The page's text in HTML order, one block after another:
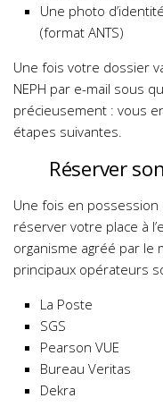
Une photo
(format ANTS)
Une fois votre dossier
NEPH par e-mail sous
précieusement : vous
étapes suivantes.
Réserver
Une fois en possession
réserver votre place à
organisme agréé par le
principaux opérateurs
La Poste
SGS
Pearson VUE
Bureau Veritas
Dekra